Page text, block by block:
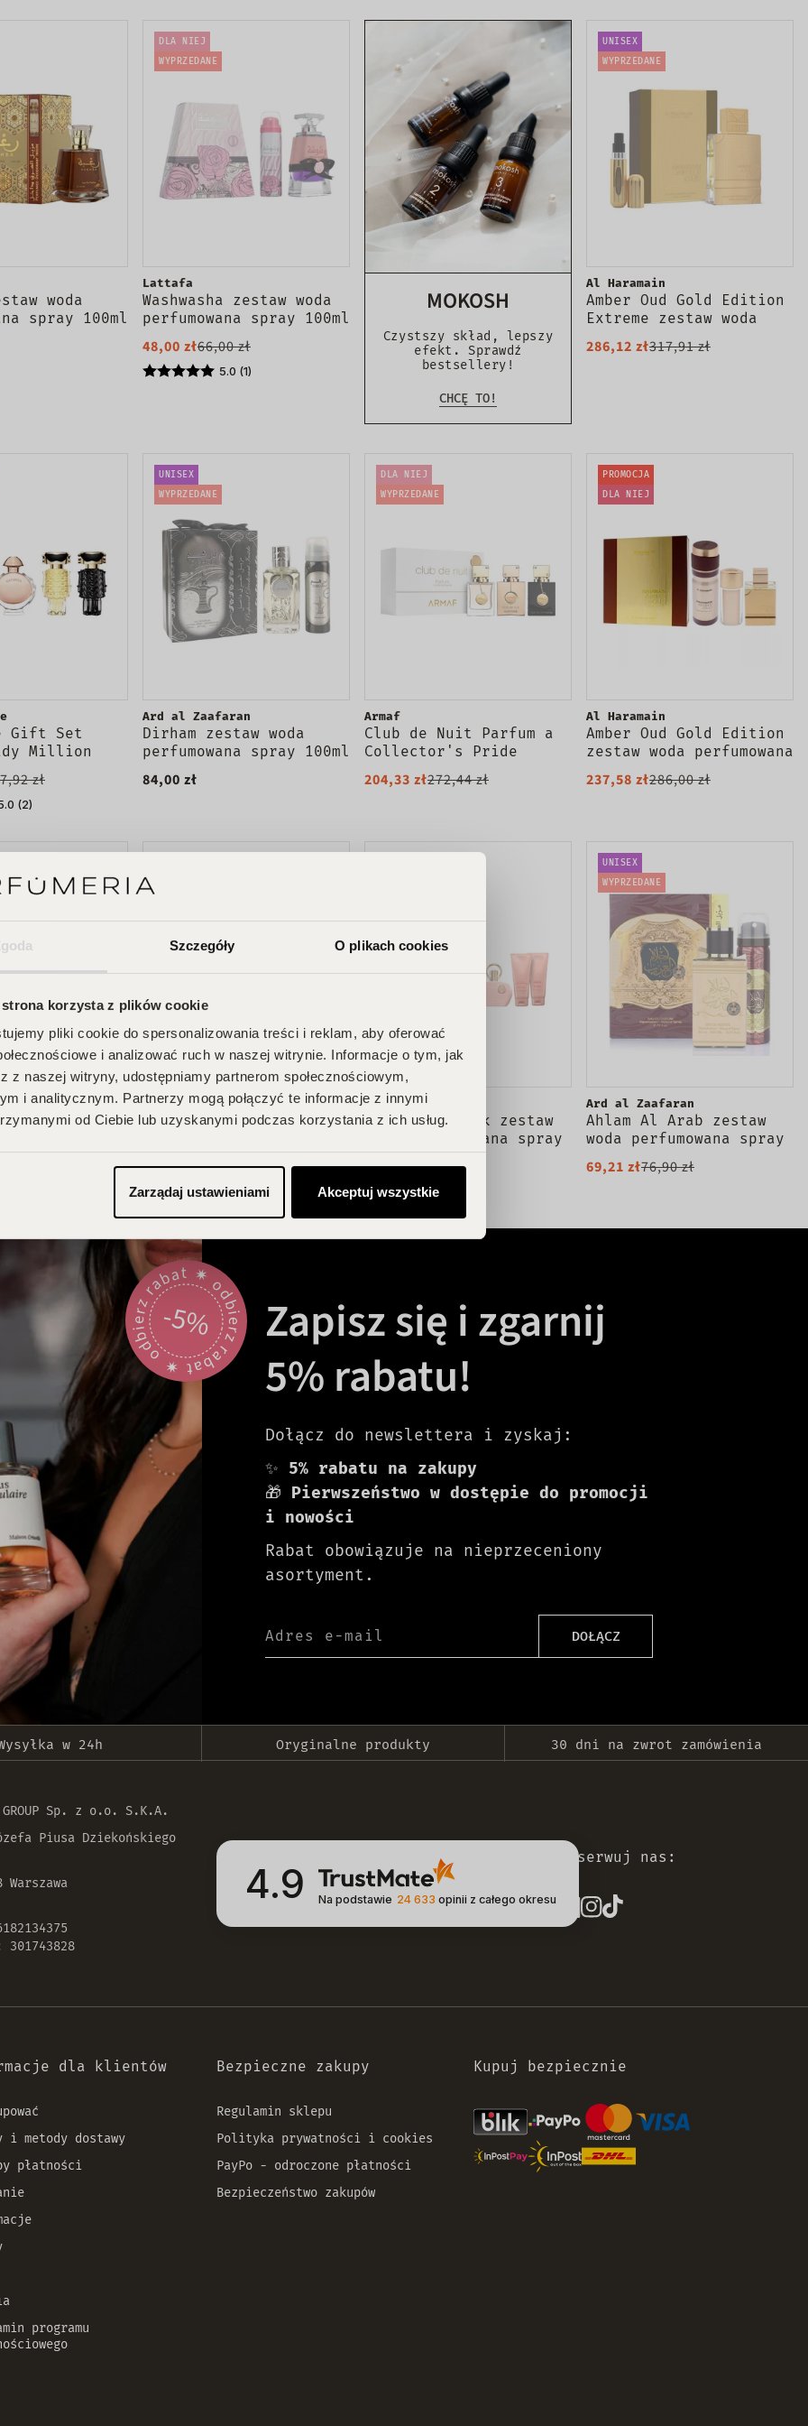
Szczegóły O plikach cookies
strona korzysta z plików cookie
pliki cookie do spersonalizowania treści i reklam, aby oferować
i analizować ruch w naszej witrynie. Informacje o tym, jak
z naszej witryny, udostępniamy partnerom społecznościowym,
i analitycznym. Partnerzy mogą połączyć te informacje z innymi
od Ciebie lub uzyskanymi podczas korzystania z ich usług.
Zarządaj ustawieniami Akceptuj wszystkie
woda
spray 100ml
DLA NIEJ
WYPRZEDANE
Lattafa
Washwasha zestaw woda
perfumowana spray 100ml
48,00 zł66,00 zł
5.0 (1)
MOKOSH
Czystszy skład, lepszy
efekt. Sprawdź
bestsellery!
CHCĘ TO!
UNISEX
WYPRZEDANE
Al Haramain
Amber Oud Gold Edition
Extreme zestaw woda
+ woda perfumowana
286,12 zł317,91 zł
Gift Set
Million
6ml + Fame
4ml
zł
(2)
UNISEX
WYPRZEDANE
Ard al Zaafaran
Dirham zestaw woda
perfumowana spray 100ml
84,00 zł
DLA NIEJ
WYPRZEDANE
Armaf
Club de Nuit Parfum a
Collector's Pride
perfumowanych 3x30ml
204,33 zł272,44 zł
PROMOCJA
DLA NIEJ
Al Haramain
Amber Oud Gold Edition
zestaw woda perfumowana
perfumowana spray 30ml
237,58 zł286,00 zł
Silver zestaw
pod
+ balsam
Lattafa
Sheikh Al Shuyukh
spray 50ml + dezodorant
70,00 zł78,00 zł
Afnan
Supremacy Pink zestaw
woda perfumowana spray
100ml + żel pod
do ciała 100ml
159,00 zł
UNISEX
WYPRZEDANE
Ard al Zaafaran
Ahlam Al Arab zestaw
woda perfumowana spray
80ml + dezodorant spray
50ml
69,21 zł76,90 zł
odbierz rabat 🟎 odbierz rabat 🟎
-5%
Zapisz się i zgarnij
5% rabatu!
Dołącz do newslettera i zyskaj:
✨ 5% rabatu na zakupy
🎁 Pierwszeństwo w dostępie do promocji
i nowości
Rabat obowiązuje na nieprzeceniony
asortyment.
Adres e-mail DOŁĄCZ
w 24h Oryginalne produkty 30 dni na zwrot zamówienia
GROUP Sp. z o.o. S.K.A.
Piusa Dziekońskiego
Warszawa
301743828
4.9 Na podstawie 24 633 opinii z całego okresu
Obserwuj nas:
dla klientów
i metody dostawy
płatności
programu
Bezpieczne zakupy
Regulamin sklepu
Polityka prywatności i cookies
PayPo - odroczone płatności
Bezpieczeństwo zakupów
Kupuj bezpiecznie